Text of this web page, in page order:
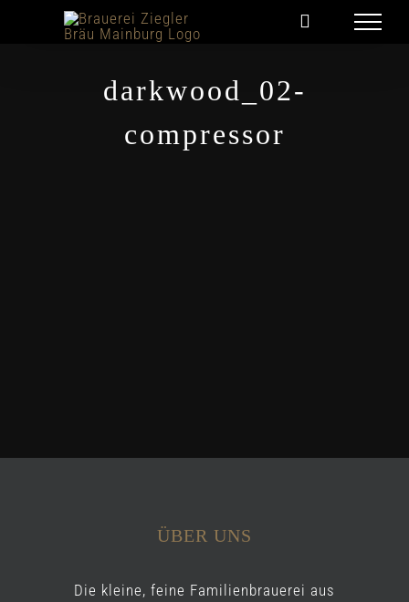
darkwood_02-
compressor
ÜBER UNS
Die kleine, feine Familienbrauerei aus